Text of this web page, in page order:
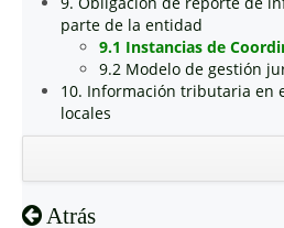
parte de la entidad
9.1 Instancias de
9.2 Modelo de gestión
10. Información tributaria en
locales
Atrás